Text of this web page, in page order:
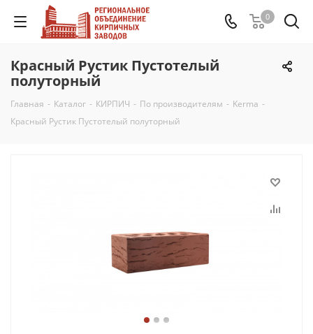
0
Красный Рустик Пустотелый
полуторный
Главная - Каталог - КИРПИЧ - По производителям - Kerma -
Красный Рустик Пустотелый полуторный